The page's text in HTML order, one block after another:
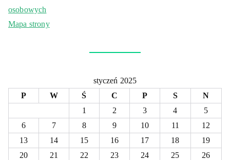
osobowych
Mapa strony
styczeń 2025
P
W Ś C P S
N
1
2 3 4
5
6
7 8 9 10 11
12
13
14 15 16 17 18
19
20
21 22 23 24 25
26